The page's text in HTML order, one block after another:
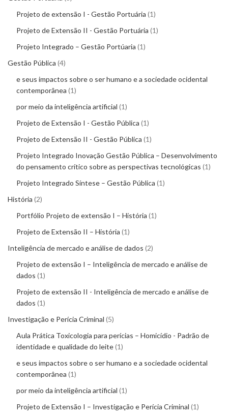
Projeto de extensão I - Gestão Portuária 1
Projeto de Extensão II - Gestão Portuária 1
Projeto Integrado – Gestão Portúaria 1
Gestão Pública 4
e seus impactos sobre o ser humano e a sociedade ocidental
contemporânea 1
por meio da inteligência artificial 1
Projeto de Extensão I - Gestão Pública 1
Projeto de Extensão II - Gestão Pública 1
Projeto Integrado Inovação Gestão Pública – Desenvolvimento
do pensamento crítico sobre as perspectivas tecnológicas 1
Projeto Integrado Síntese – Gestão Pública 1
História 2
Portfólio Projeto de extensão I – História 1
Projeto de Extensão II – História 1
Inteligência de mercado e análise de dados 2
Projeto de extensão I – Inteligência de mercado e análise de
dados 1
Projeto de extensão II - Inteligência de mercado e análise de
dados 1
Investigação e Perícia Criminal 5
Aula Prática Toxicologia para perícias – Homicídio - Padrão de
identidade e qualidade do leite 1
e seus impactos sobre o ser humano e a sociedade ocidental
contemporânea 1
por meio da inteligência artificial 1
Projeto de Extensão I – Investigação e Perícia Criminal 1